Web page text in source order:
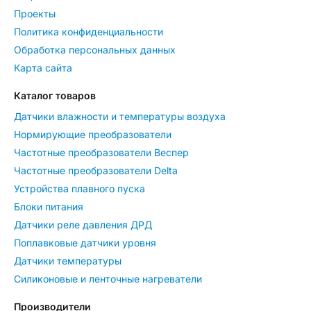
Проекты
Политика конфиденциальности
Обработка персональных данных
Карта сайта
Каталог товаров
Датчики влажности и температуры воздуха
Нормирующие преобразователи
Частотные преобразователи Веспер
Частотные преобразователи Delta
Устройства плавного пуска
Блоки питания
Датчики реле давления ДРД
Поплавковые датчики уровня
Датчики температуры
Силиконовые и ленточные нагреватели
Производители